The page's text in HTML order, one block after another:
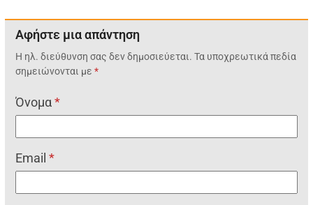
Αφήστε μια απάντηση
Η ηλ. διεύθυνση σας δεν δημοσιεύεται. Τα υποχρεωτικά πεδία
σημειώνονται με*
Όνομα*
Email*